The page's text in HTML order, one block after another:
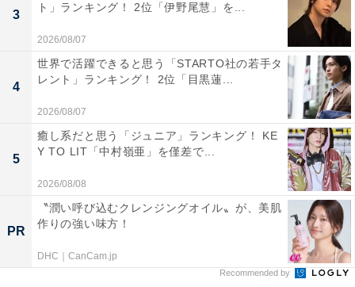
1位：『相棒 season24』（テレビ朝日系）／
3
ト」ランキング！ 2位「伊野尾慧」を...
2026/08/07
4
世界で活躍できると思う「STARTO社の若手タ
レント」ランキング！ 2位「目黒蓮...
2026/08/07
5
癒し系だと思う「ジュニア」ランキング！ KE
Y TO LIT「中村嶺亜」を僅差で...
2026/08/08
PR
〝潤い呼び込むクレンジングオイル〟が、美肌
作りの強い味方！
DHC｜CanCam.jp
Recommended by